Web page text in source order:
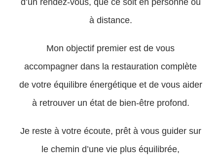
d’un rendez-vous, que ce soit en personne ou
à distance.
Mon objectif premier est de vous
accompagner dans la restauration complète
de votre équilibre énergétique et de vous aider
à retrouver un état de bien-être profond.
Je reste à votre écoute, prêt à vous guider sur
le chemin d’une vie plus équilibrée,